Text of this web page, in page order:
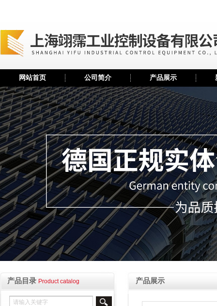
网站首页 公司简介 产品展示
产品目录 Product catalog 产品展示